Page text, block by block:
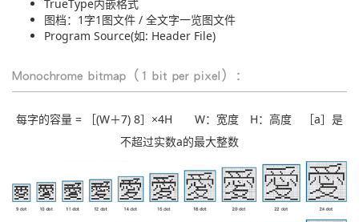
TrueType内嵌格式
图档：1字1图文件 / 全文字一览图文件
Program Source(如: Header File)
Monochrome bitmap（1 bit per pixel）：
每字的容量 = ［(W＋7) 8］×4H W：宽度 H：高度 ［a］是
不超过实数a的最大整数